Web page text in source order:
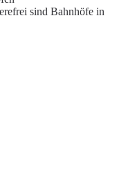
sind Bahnhöfe in